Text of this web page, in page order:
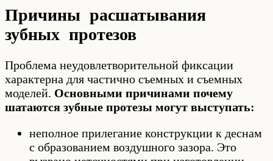
Причины расшатывания
зубных протезов
Проблема неудовлетворительной фиксации
характерна для частично съемных и съемных
моделей. Основными причинами почему
шатаются зубные протезы могут выступать:
неполное прилегание конструкции к деснам
с образованием воздушного зазора. Это